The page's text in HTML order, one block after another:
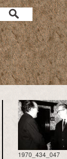
1970_434_047